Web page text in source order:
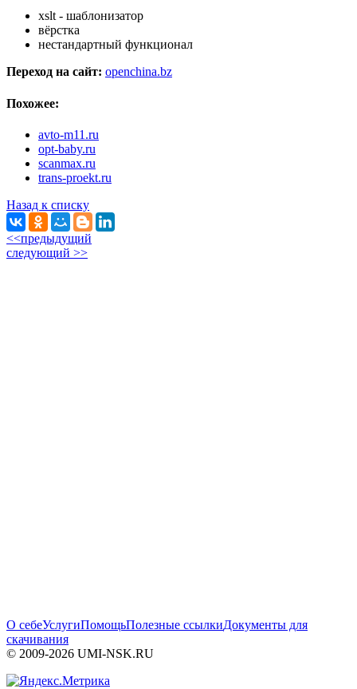
xslt - шаблонизатор
вёрстка
нестандартный функционал
Переход на сайт: openchina.bz
Похожее:
avto-m11.ru
opt-baby.ru
scanmax.ru
trans-proekt.ru
Назад к списку
<<предыдущий
следующий >>
О себеУслугиПомощьПолезные ссылкиДокументы для
скачивания
© 2009-2026 UMI-NSK.RU